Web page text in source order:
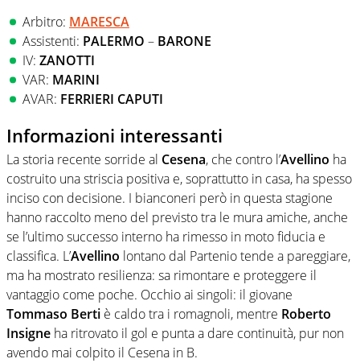
Arbitro: MARESCA
Assistenti: PALERMO – BARONE
IV: ZANOTTI
VAR: MARINI
AVAR: FERRIERI CAPUTI
Informazioni interessanti
La storia recente sorride al Cesena, che contro l’Avellino ha
costruito una striscia positiva e, soprattutto in casa, ha spesso
inciso con decisione. I bianconeri però in questa stagione
hanno raccolto meno del previsto tra le mura amiche, anche
se l’ultimo successo interno ha rimesso in moto fiducia e
classifica. L’Avellino lontano dal Partenio tende a pareggiare,
ma ha mostrato resilienza: sa rimontare e proteggere il
vantaggio come poche. Occhio ai singoli: il giovane
Tommaso Berti è caldo tra i romagnoli, mentre Roberto
Insigne ha ritrovato il gol e punta a dare continuità, pur non
avendo mai colpito il Cesena in B.